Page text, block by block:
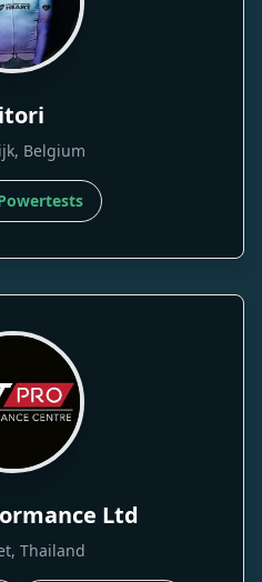
Belgium
Ltd
Thailand